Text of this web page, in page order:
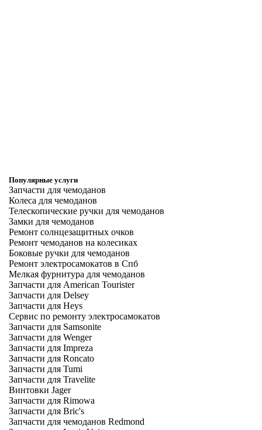
Популярные услуги
Запчасти для чемоданов
Колеса для чемоданов
Телескопические ручки для чемоданов
Замки для чемоданов
Ремонт солнцезащитных очков
Ремонт чемоданов на колесиках
Боковые ручки для чемоданов
Ремонт электросамокатов в Спб
Мелкая фурнитура для чемоданов
Запчасти для American Tourister
Запчасти для Delsey
Запчасти для Heys
Сервис по ремонту электросамокатов
Запчасти для Samsonite
Запчасти для Wenger
Запчасти для Impreza
Запчасти для Roncato
Запчасти для Tumi
Запчасти для Travelite
Винтовки Jager
Запчасти для Rimowa
Запчасти для Bric's
Запчасти для чемоданов Redmond